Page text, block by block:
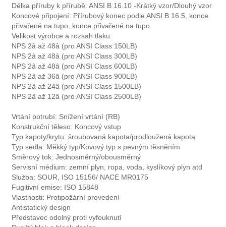
Délka příruby k přírubě: ANSI B 16.10 -Krátký vzor/Dlouhý vzor
Koncové připojení: Přírubový konec podle ANSI B 16.5, konce
přivařené na tupo, konce přivařené na tupo.
Velikost výrobce a rozsah tlaku:
NPS 2â až 48â (pro ANSI Class 150LB)
NPS 2â až 48â (pro ANSI Class 300LB)
NPS 2â až 48â (pro ANSI Class 600LB)
NPS 2â až 36â (pro ANSI Class 900LB)
NPS 2â až 24â (pro ANSI Class 1500LB)
NPS 2â až 12â (pro ANSI Class 2500LB)
Vrtání potrubí: Snížení vrtání (RB)
Konstrukční těleso: Koncový vstup
Typ kapoty/krytu: šroubovaná kapota/prodloužená kapota
Typ sedla: Měkký typ/Kovový typ s pevným těsněním
Směrový tok: Jednosměrný/obousměrný
Servisní médium: zemní plyn, ropa, voda, kyslíkový plyn atd
Služba: SOUR, ISO 15156/ NACE MR0175
Fugitivní emise: ISO 15848
Vlastnosti: Protipožární provedení
Antistatický design
Představec odolný proti vyfouknutí